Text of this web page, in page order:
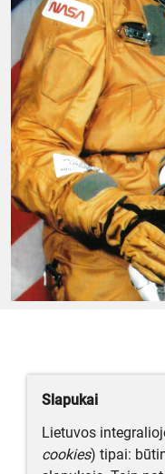
Slapukai
Lietuvos
cookies) tipai: